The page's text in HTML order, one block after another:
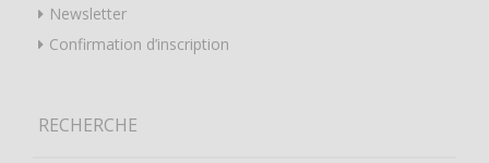
Newsletter
Confirmation d’inscription
RECHERCHE